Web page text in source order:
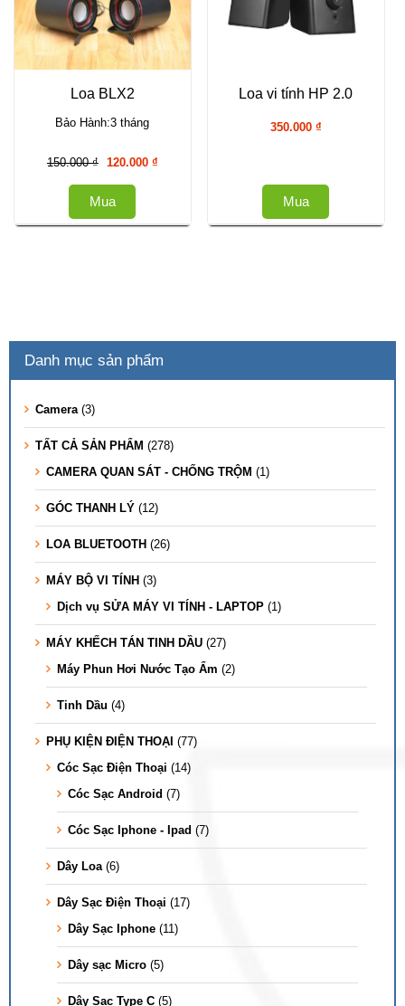
Loa BLX2
Bảo Hành:3 tháng
150.000₫
Giá
là:
150.000 ₫.
120.000 ₫Giá
120.000 ₫.
Mua
Loa vi tính HP 2.0
350.000 ₫
Mua
Danh mục sản phẩm
Camera (3)
TẤT CẢ SẢN PHẨM (278)
CAMERA QUAN SÁT - CHỐNG TRỘM (1)
GÓC THANH LÝ (12)
LOA BLUETOOTH (26)
MÁY BỘ VI TÍNH (3)
Dịch vụ SỬA MÁY VI TÍNH - LAPTOP (1)
MÁY KHẾCH TÁN TINH DẦU (27)
Máy Phun Hơi Nước Tạo Ẩm (2)
Tinh Dầu (4)
PHỤ KIỆN ĐIỆN THOẠI (77)
Cóc Sạc Điện Thoại (14)
Cóc Sạc Android (7)
Cóc Sạc Iphone - Ipad (7)
Dây Loa (6)
Dây Sạc Điện Thoại (17)
Dây Sạc Iphone (11)
Dây sạc Micro (5)
Dây Sạc Type C (5)